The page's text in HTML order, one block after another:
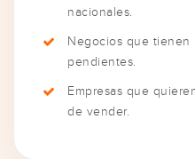
nacionales.
Negocios que tienen
pendientes.
Empresas que
de vender.